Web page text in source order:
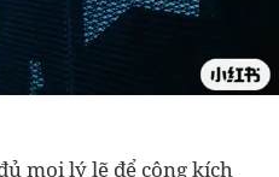
mọi lý lẽ để công kích